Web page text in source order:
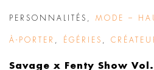
PERSONNALITÉS MODE –
À-PORTER ÉGÉRIES
Savage x Fenty Show